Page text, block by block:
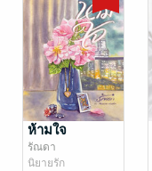
ห้ามใจ
รัณดา
นิยายรัก